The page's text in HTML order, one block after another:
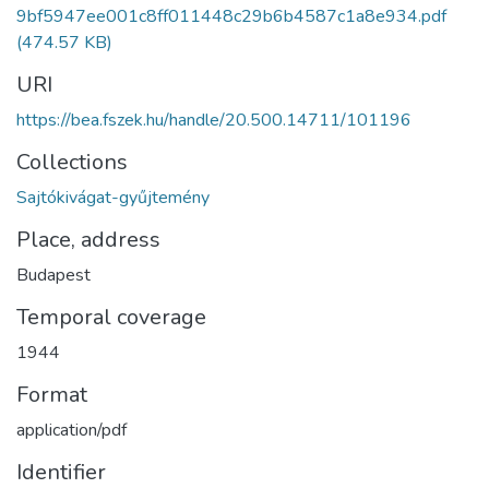
9bf5947ee001c8ff011448c29b6b4587c1a8e934.pdf
(474.57 KB)
URI
https://bea.fszek.hu/handle/20.500.14711/101196
Collections
Sajtókivágat-gyűjtemény
Place, address
Budapest
Temporal coverage
1944
Format
application/pdf
Identifier